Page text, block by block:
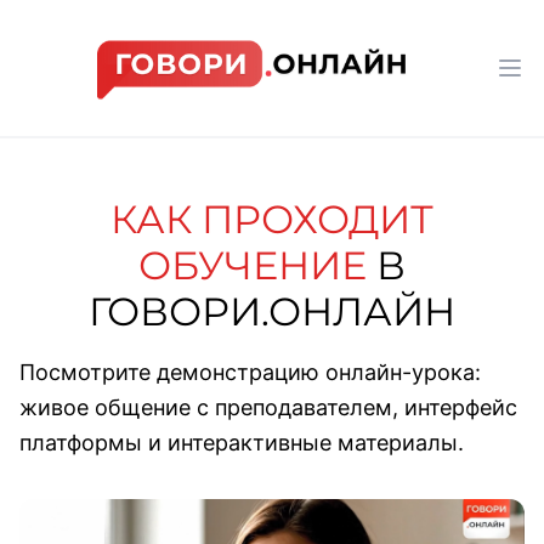
Workflow
КАК ПРОХОДИТ
ОБУЧЕНИЕ В
ГОВОРИ.ОНЛАЙН
Посмотрите демонстрацию онлайн-урока:
живое общение с преподавателем, интерфейс
платформы и интерактивные материалы.
Смотреть видео об